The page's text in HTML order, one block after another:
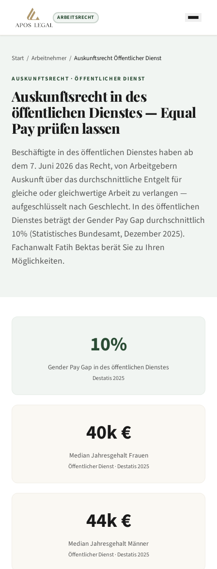
ARBEITSRECHT
Start / Arbeitnehmer / AuskunftsrechtÖffentlicher Dienst
AUSKUNFTSRECHT ·ÖFFENTLICHER DIENST
Auskunftsrecht in des
öffentlichen Dienstes— Equal
Pay prüfen lassen
Beschäftigte in des öffentlichen Dienstes haben ab
dem 7. Juni 2026 das Recht, von Arbeitgebern
Auskunft über das durchschnittliche Entgelt für
gleiche oder gleichwertige Arbeit zu verlangen —
aufgeschlüsselt nach Geschlecht. In des öffentlichen
Dienstes beträgt der Gender Pay Gap durchschnittlich
10% (Statistisches Bundesamt, Dezember 2025).
Fachanwalt Fatih Bektas berät Sie zu Ihren
Möglichkeiten.
10%
Gender Pay Gap indes öffentlichen Dienstes
Destatis 2025
40k €
Median Jahresgehalt Frauen
Öffentlicher Dienst· Destatis 2025
44k €
Median Jahresgehalt Männer
Öffentlicher Dienst· Destatis 2025